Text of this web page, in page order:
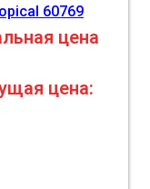
60769
цена
цена: